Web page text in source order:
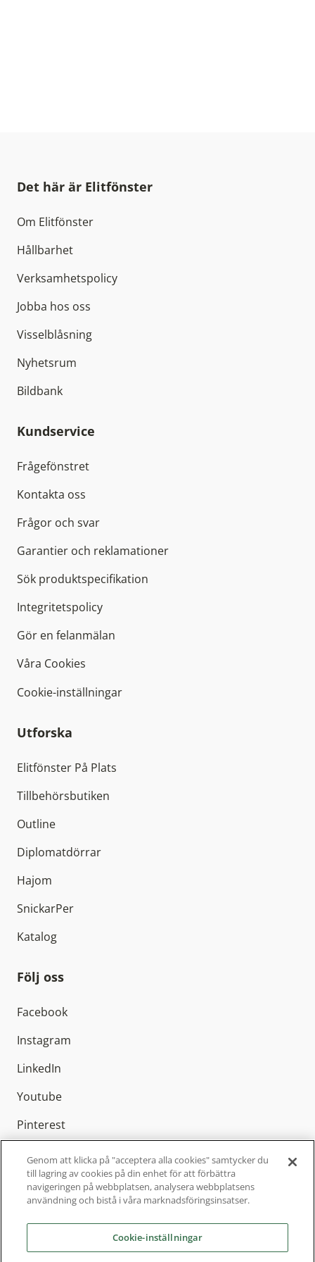
Det här är Elitfönster
Om Elitfönster
Hållbarhet
Verksamhetspolicy
Jobba hos oss
Visselblåsning
Nyhetsrum
Bildbank
Kundservice
Frågefönstret
Kontakta oss
Frågor och svar
Garantier och reklamationer
Sök produktspecifikation
Integritetspolicy
Gör en felanmälan
Våra Cookies
Cookie-inställningar
Utforska
Elitfönster På Plats
Tillbehörsbutiken
Outline
Diplomatdörrar
Hajom
SnickarPer
Katalog
Följ oss
Facebook
Instagram
LinkedIn
Youtube
Pinterest
Elitfönster AB är Sveriges ledande
fönstertillverkare med cirka 800 anställda och
finns representerat över hela Sverige. Sedan
Genom att klicka på "acceptera alla cookies" samtycker du
till lagring av cookies på din enhet för att förbättra
navigeringen på webbplatsen, analysera webbplatsens
användning och bistå i våra marknadsföringsinsatser.
Cookie-inställningar